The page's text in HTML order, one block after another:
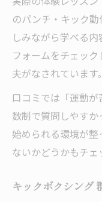
のパンチ・キック
しみながら学べる
フォームをチェッ
夫がなされています。
口コミでは「運動
数制で質問しやす
始められる環境が整
ないかどうかもチェ
キックボクシング